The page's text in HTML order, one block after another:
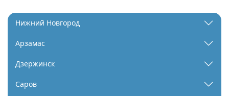
Нижний Новгород
Арзамас
Дзержинск
Саров